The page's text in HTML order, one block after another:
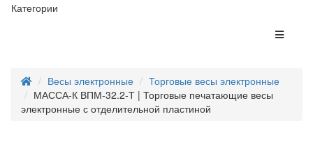
Категории
Весы электронные
Торговые весы электронные
МАССА-К ВПМ-32.2-Т | Торговые печатающие весы
электронные с отделительной пластиной